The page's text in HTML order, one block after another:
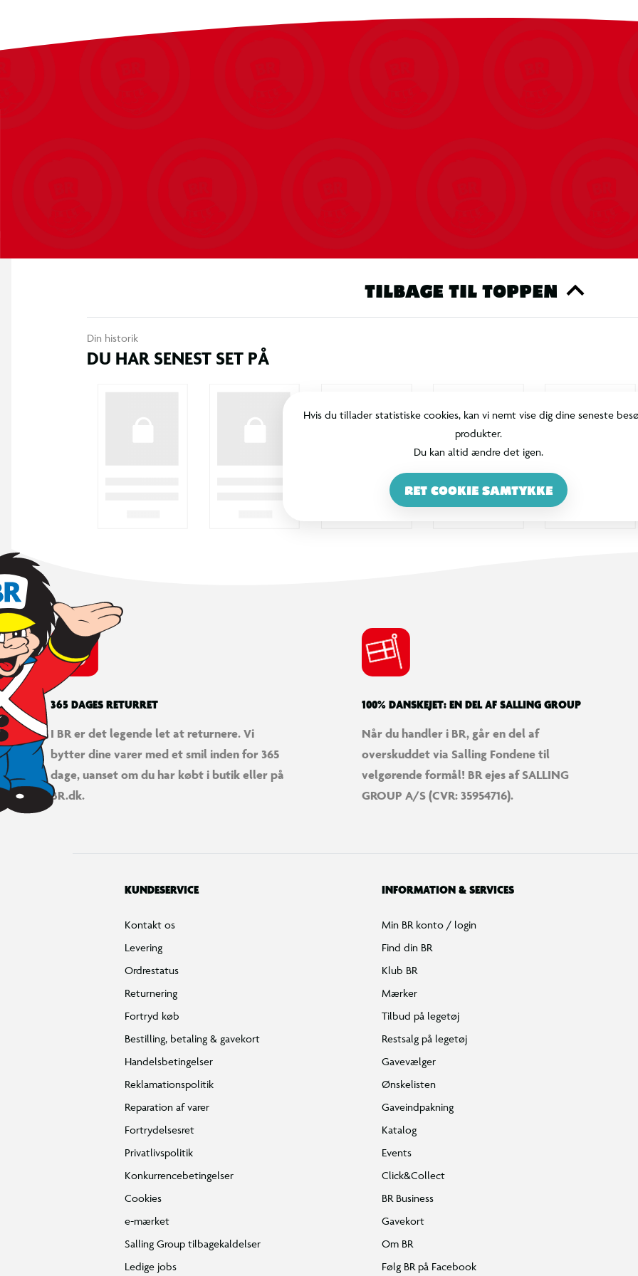
TILBAGE TIL TOPPEN
Din historik
DU HAR SENEST SET PÅ
Hvis du tillader statistiske cookies, kan vi nemt vise dig dine seneste
produkter.
Du kan altid ændre det igen.
RET COOKIE SAMTYKKE
365 DAGES RETURRET
I BR er det legende let at returnere. Vi
bytter dine varer med et smil inden for 365
dage, uanset om du har købt i butik eller på
BR.dk.
100% DANSKEJET: EN DEL AF SALLING GROUP
Når du handler i BR, går en del af
overskuddet via Salling Fondene til
velgørende formål! BR ejes af SALLING
GROUP A/S (CVR: 35954716).
KUNDESERVICE
Kontakt os
Levering
Ordrestatus
Returnering
Fortryd køb
Bestilling, betaling & gavekort
Handelsbetingelser
Reklamationspolitik
Reparation af varer
Fortrydelsesret
Privatlivspolitik
Konkurrencebetingelser
Cookies
e-mærket
Salling Group tilbagekaldelser
Ledige jobs
INFORMATION & SERVICES
Min BR konto / login
Find din BR
Klub BR
Mærker
Tilbud på legetøj
Restsalg på legetøj
Gavevælger
Ønskelisten
Gaveindpakning
Katalog
Events
Click&Collect
BR Business
Gavekort
Om BR
Følg BR på Facebook